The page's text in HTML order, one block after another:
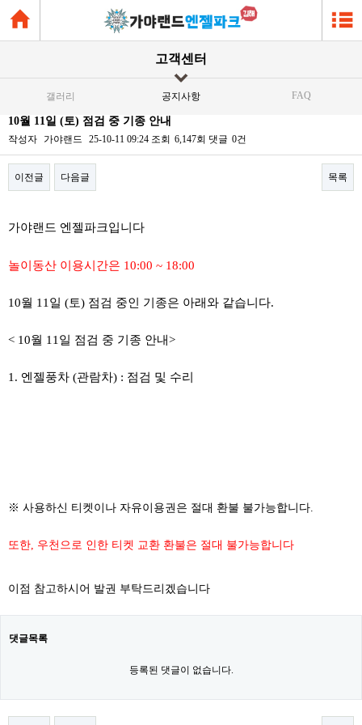
고객센터
갤러리 공지사항 FAQ
10월 11일 (토) 점검 중 기종 안내
작성자 가야랜드 25-10-11 09:24 조회 6,147회 댓글 0건
이전글 다음글 목록
가야랜드 엔젤파크입니다
놀이동산 이용시간은 10:00 ~ 18:00
10월 11일 (토) 점검 중인 기종은 아래와 같습니다.
< 10월 11일 점검 중 기종 안내>
1. 엔젤풍차 (관람차) : 점검 및 수리
※ 사용하신 티켓이나 자유이용권은 절대 환불 불가능합니다.
또한, 우천으로 인한 티켓 교환 환불은 절대 불가능합니다
이점 참고하시어 발권 부탁드리겠습니다
댓글목록
등록된 댓글이 없습니다.